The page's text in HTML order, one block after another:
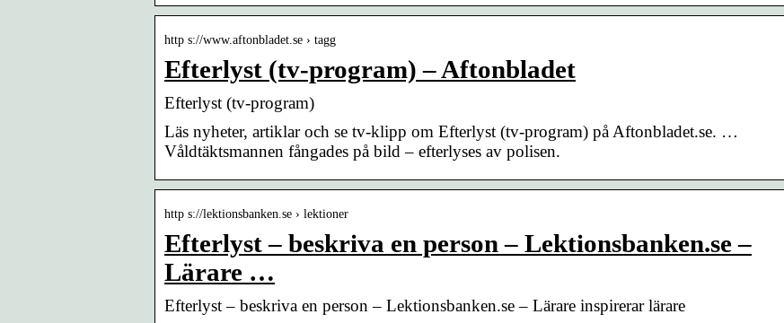
http s://www.aftonbladet.se › tagg
Efterlyst (tv-program) – Aftonbladet
Efterlyst (tv-program)
Läs nyheter, artiklar och se tv-klipp om Efterlyst (tv-program) på Aftonbladet.se. …
Våldtäktsmannen fångades på bild – efterlyses av polisen.
http s://lektionsbanken.se › lektioner
Efterlyst – beskriva en person – Lektionsbanken.se –
Lärare …
Efterlyst – beskriva en person – Lektionsbanken.se – Lärare inspirerar lärare